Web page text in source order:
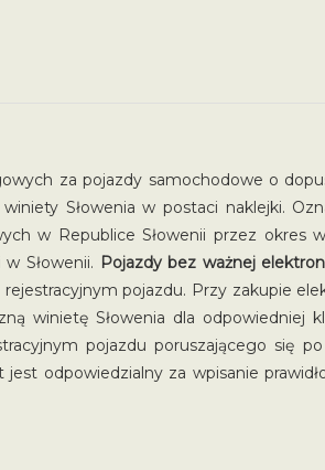
za pojazdy samochodowe o
Słowenia w postaci naklejki.
w Republice Słowenii przez okres
Słowenii. Pojazdy bez ważnej
pojazdu. Przy zakupie
winietę Słowenia dla odpowiedniej
pojazdu poruszającego się
jest odpowiedzialny za wpisanie